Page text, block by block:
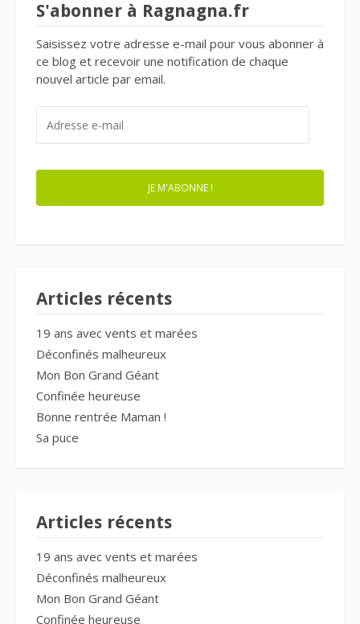
S'abonner à Ragnagna.fr
Saisissez votre adresse e-mail pour vous abonner à
ce blog et recevoir une notification de chaque
nouvel article par email.
MAIL
JE M'ABONNE !
Articles récents
19 ans avec vents et marées
Déconfinés malheureux
Mon Bon Grand Géant
Confinée heureuse
Bonne rentrée Maman !
Sa puce
Articles récents
19 ans avec vents et marées
Déconfinés malheureux
Mon Bon Grand Géant
Confinée heureuse